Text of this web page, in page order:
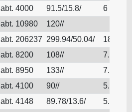
abt. 4000 91.5/15.8/
6
abt. 10980
120//
abt. 206237 299.94/50.04/
18.11
abt. 8200 108//
7.8
abt. 8950 133//
7.1
abt. 4100 90//
5.8
abt. 4148 89.78/13.6/
5.86